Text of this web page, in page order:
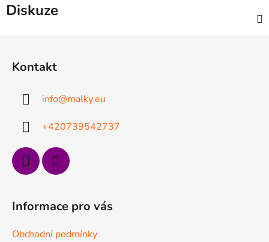
Diskuze
Kontakt
info@malky.eu
+420739542737
Informace pro vás
Obchodní podmínky